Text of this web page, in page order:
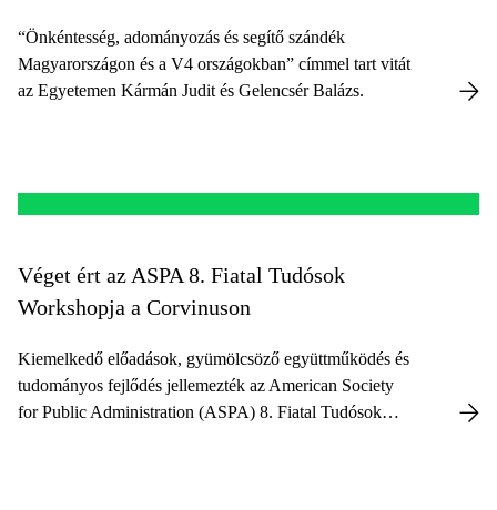
“Önkéntesség, adományozás és segítő szándék
Magyarországon és a V4 országokban” címmel tart vitát
az Egyetemen Kármán Judit és Gelencsér Balázs.
Véget ért az ASPA 8. Fiatal Tudósok
Workshopja a Corvinuson
Kiemelkedő előadások, gyümölcsöző együttműködés és
tudományos fejlődés jellemezték az American Society
for Public Administration (ASPA) 8. Fiatal Tudósok